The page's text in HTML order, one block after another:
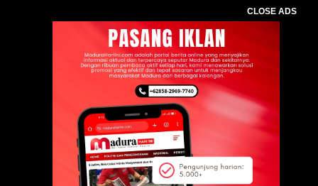
CLOSE ADS